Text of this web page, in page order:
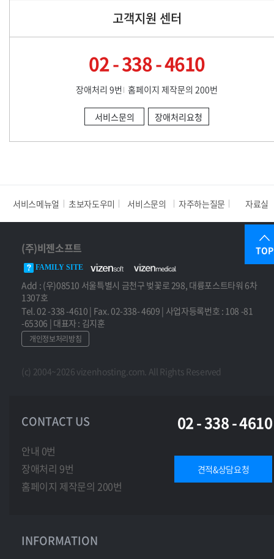
고객지원 센터
02 - 338 - 4610
장애처리 9번 홈페이지 제작문의 200번
서비스문의 장애처리요청
서비스메뉴얼 초보자도우미 서비스문의 자주하는질문 자료실
TOP
(주)비젠소프트
FAMILY SITE
Add : (우)08510 서울특별시 금천구 벚꽃로 298, 대륭포스트타워 6차
1307호
Tel. 02 -338 -4610 | Fax. 02-338- 4609 | 사업자등록번호 : 108 -81
-65306 | 대표자 : 김지훈
개인정보처리방침
(c) 2004~2026 vizenhosting.com. All Rights Reserved
CONTACT US 02 - 338 - 4610
안내 0번
장애처리 9번
홈페이지 제작문의 200번
견적&상담요청
INFORMATION